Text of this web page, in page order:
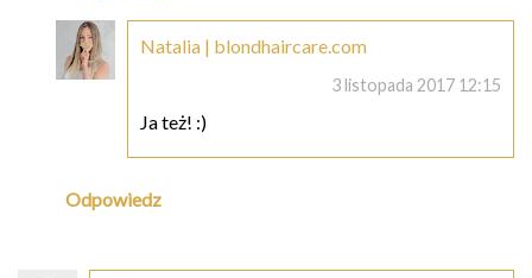
Natalia | blondhaircare.com
3 listopada 2017 12:15
Ja też! :)
Odpowiedz